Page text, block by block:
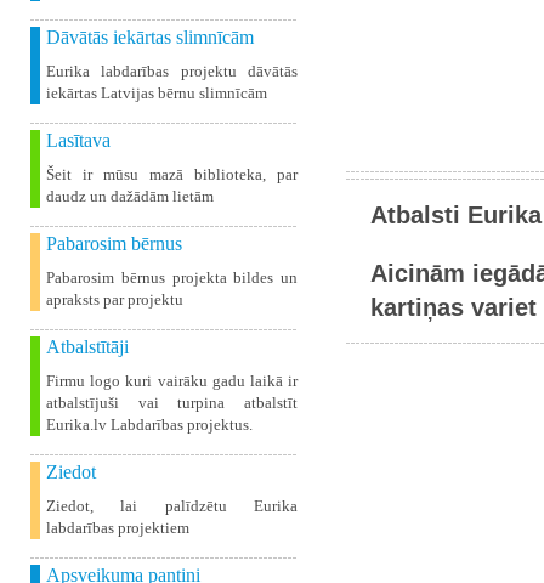
Dāvātās iekārtas slimnīcām
Eurika labdarības projektu dāvātās
iekārtas Latvijas bērnu slimnīcām
Lasītava
Šeit ir mūsu mazā biblioteka, par
daudz un dažādām lietām
Pabarosim bērnus
Pabarosim bērnus projekta bildes un
apraksts par projektu
Atbalstītāji
Firmu logo kuri vairāku gadu laikā ir
atbalstījuši vai turpina atbalstīt
Eurika.lv Labdarības projektus.
Ziedot
Ziedot, lai palīdzētu Eurika
labdarības projektiem
Apsveikuma pantiņi
Atbalsti
Aicinām
kartiņas variet